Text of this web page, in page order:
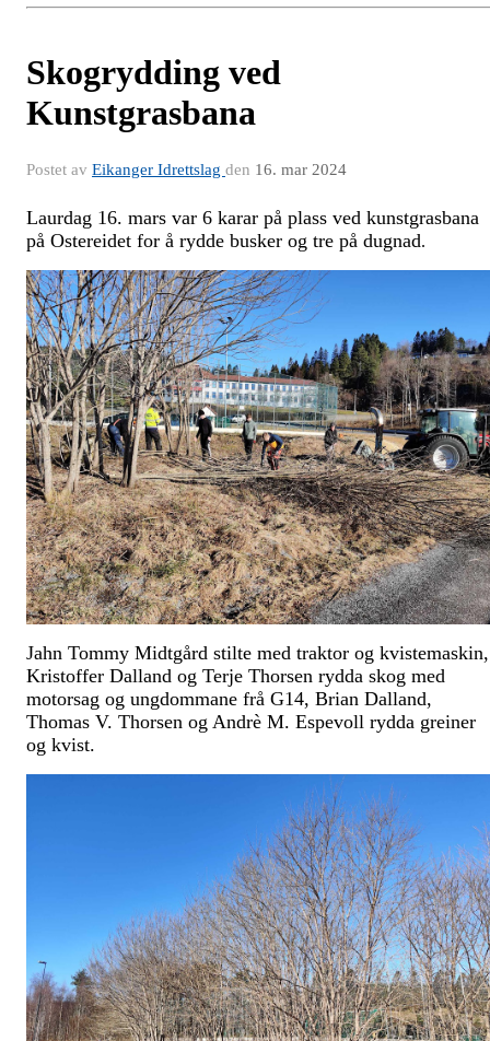
Skogrydding ved
Kunstgrasbana
Postet av Eikanger Idrettslag den 16. mar 2024
Laurdag 16. mars var 6 karar på plass ved kunstgrasbana
på Ostereidet for å rydde busker og tre på dugnad.
Jahn Tommy Midtgård stilte med traktor og kvistemaskin,
Kristoffer Dalland og Terje Thorsen rydda skog med
motorsag og ungdommane frå G14, Brian Dalland,
Thomas V. Thorsen og Andrè M. Espevoll rydda greiner
og kvist.